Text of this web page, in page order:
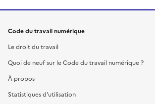
Code du travail numérique
Le droit du travail
Quoi de neuf sur le Code du travail numérique ?
À propos
Statistiques d'utilisation